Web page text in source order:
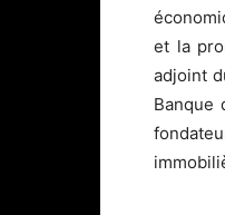
et la
adjoint
Banque